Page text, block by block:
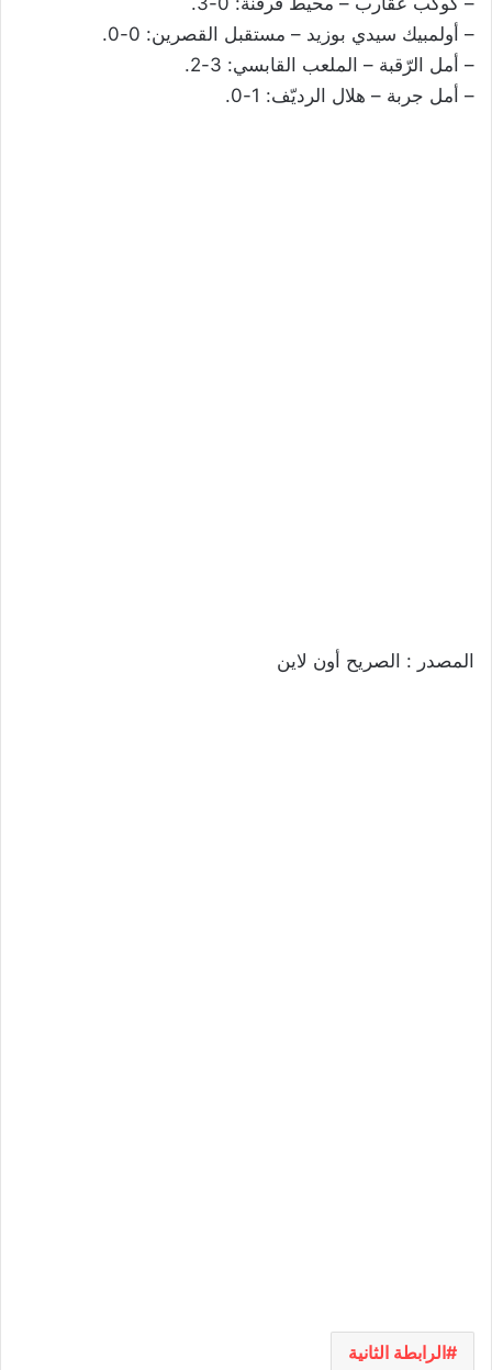
– أولمبيك سيدي بوزيد – مستقبل القصرين: 0-0.
– أمل الرّقبة – الملعب القابسي: 3-2.
– أمل جربة – هلال الرديّف: 1-0.
المصدر : الصريح أون لاين
الرابطة الثانية